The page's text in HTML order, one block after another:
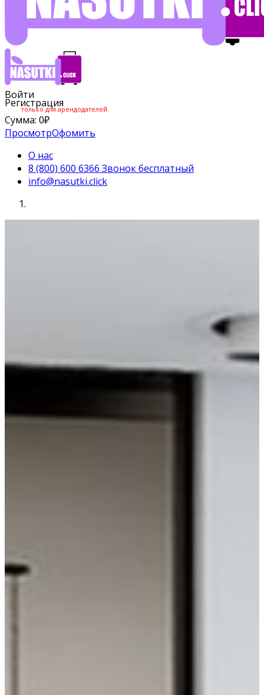
Войти
Регистрация
только для арендодателей
Сумма: 0₽
ПросмотрОфомить
О нас
8 (800) 600 6366 Звонок бесплатный
info@nasutki.click